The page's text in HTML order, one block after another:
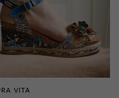
APERÇU RAPIDE
VITA